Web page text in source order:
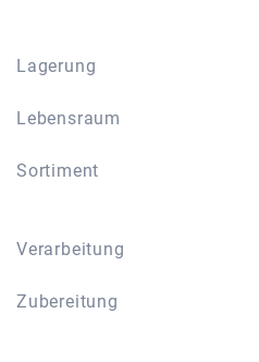
Lagerung
Lebensraum
Sortiment
Verarbeitung
Zubereitung